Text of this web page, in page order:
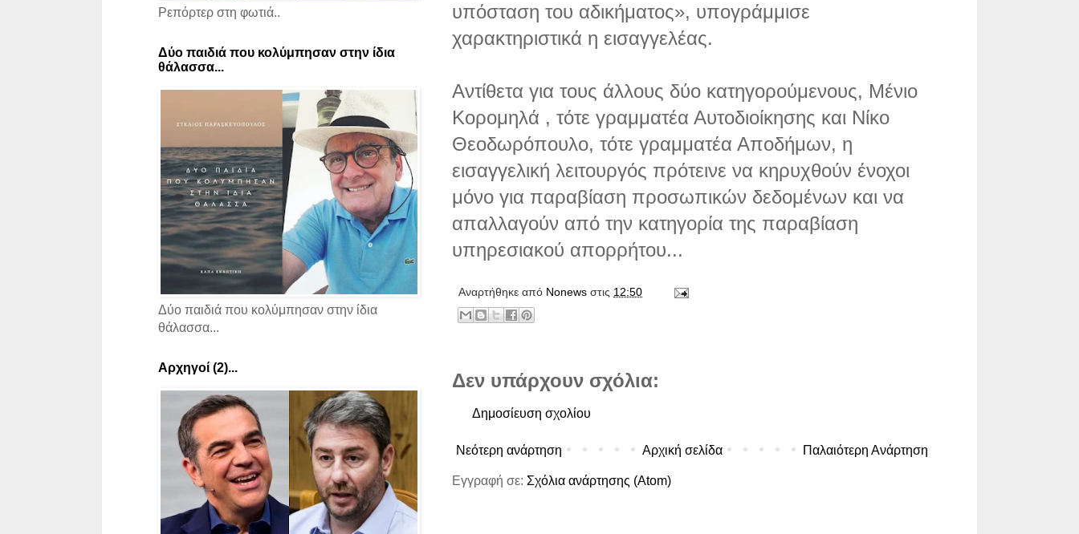
υπόσταση του αδικήματος», υπογράμμισε
χαρακτηριστικά η εισαγγελέας.
Αντίθετα για τους άλλους δύο κατηγορούμενους, Μένιο
Κορομηλά , τότε γραμματέα Αυτοδιοίκησης και Νίκο
Θεοδωρόπουλο, τότε γραμματέα Αποδήμων, η
εισαγγελική λειτουργός πρότεινε να κηρυχθούν ένοχοι
μόνο για παραβίαση προσωπικών δεδομένων και να
απαλλαγούν από την κατηγορία της παραβίαση
υπηρεσιακού απορρήτου...
Αναρτήθηκε από Νonews στις 12:50
Δεν υπάρχουν σχόλια:
Δημοσίευση σχολίου
Νεότερη ανάρτηση Παλαιότερη Ανάρτηση
Αρχική σελίδα
Εγγραφή σε: Σχόλια ανάρτησης (Atom)
Ρεπόρτερ στη φωτιά..
Δύο παιδιά που κολύμπησαν στην ίδια
θάλασσα...
Δύο παιδιά που κολύμπησαν στην ίδια
θάλασσα...
Αρχηγοί (2)...